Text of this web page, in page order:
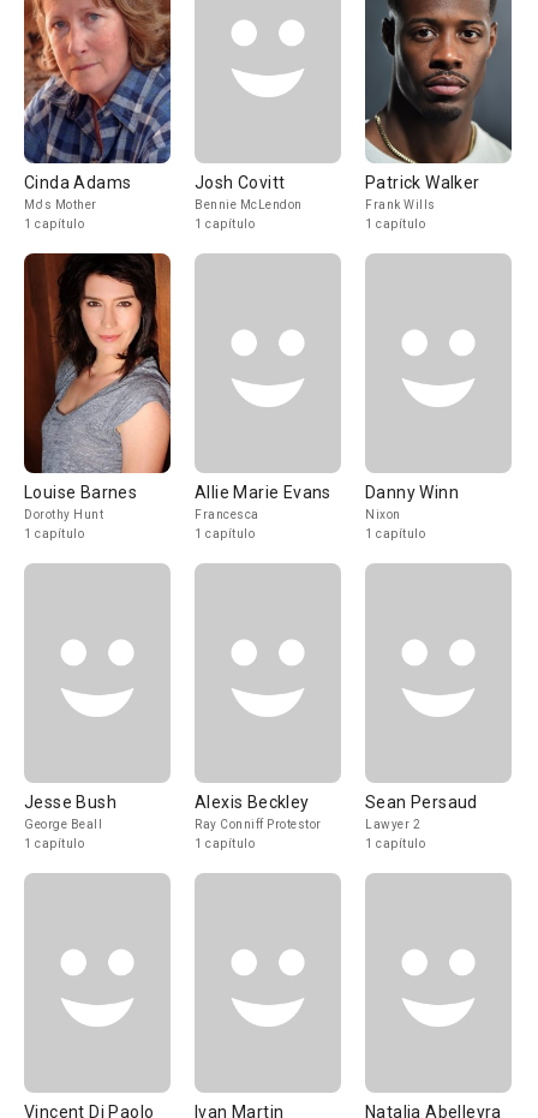
Cinda Adams
Mo's Mother
1 capítulo
Josh Covitt
Bennie McLendon
1 capítulo
Patrick Walker
Frank Wills
1 capítulo
Louise Barnes
Dorothy Hunt
1 capítulo
Allie Marie Evans
Francesca
1 capítulo
Danny Winn
Nixon
1 capítulo
Jesse Bush
George Beall
1 capítulo
Alexis Beckley
Ray Conniff Protestor
1 capítulo
Sean Persaud
Lawyer 2
1 capítulo
Vincent Di Paolo Ivan Martin Natalia Abelleyra